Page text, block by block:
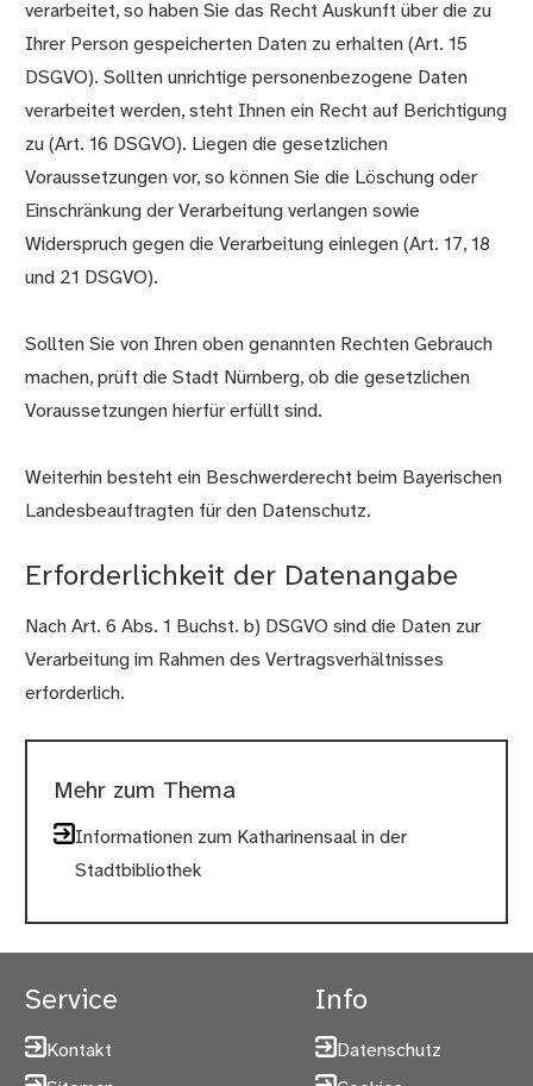
verarbeitet, so haben Sie das Recht Auskunft über die zu
Ihrer Person gespeicherten Daten zu erhalten (Art. 15
DSGVO). Sollten unrichtige personenbezogene Daten
verarbeitet werden, steht Ihnen ein Recht auf Berichtigung
zu (Art. 16 DSGVO). Liegen die gesetzlichen
Voraussetzungen vor, so können Sie die Löschung oder
Einschränkung der Verarbeitung verlangen sowie
Widerspruch gegen die Verarbeitung einlegen (Art. 17, 18
und 21 DSGVO).
Sollten Sie von Ihren oben genannten Rechten Gebrauch
machen, prüft die Stadt Nürnberg, ob die gesetzlichen
Voraussetzungen hierfür erfüllt sind.
Weiterhin besteht ein Beschwerderecht beim Bayerischen
Landesbeauftragten für den Datenschutz.
Erforderlichkeit der Datenangabe
Nach Art. 6 Abs. 1 Buchst. b) DSGVO sind die Daten zur
Verarbeitung im Rahmen des Vertragsverhältnisses
erforderlich.
Mehr zum Thema
Informationen zum Katharinensaal in der
Stadtbibliothek
Service
Kontakt
Info
Datenschutz